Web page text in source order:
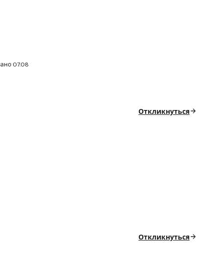
07.08
Откликнуться
Откликнуться